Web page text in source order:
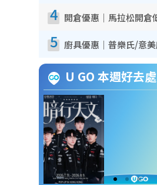
4
5
U GO 本週好去處